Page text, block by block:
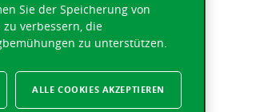
Sie der Speicherung von
verbessern, die
zu unterstützen.
ALLE COOKIES AKZEPTIEREN